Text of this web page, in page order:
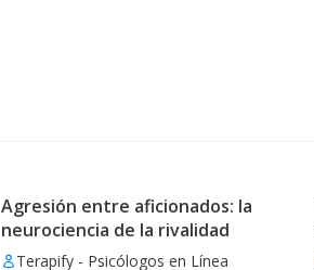
Agresión entre aficionados: la
neurociencia de la rivalidad
Terapify - Psicólogos en Línea